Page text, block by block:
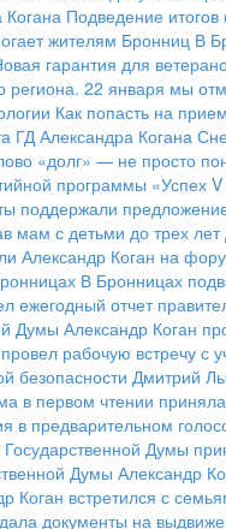
Когана Подведение итогов
жителям Бронниц В
гарантия для
региона. 22 января мы
Как попасть на
ГД Александра Когана
«долг» — не просто
программы «Успех V
поддержали
мам с детьми до трех лет
Александр Коган на
В Бронницах
ежегодный отчет
Думы Александр Коган
рабочую встречу с
безопасности Дмитрий
в первом чтении
предварительном
Думы
Думы Александр
Коган встретился с
документы на